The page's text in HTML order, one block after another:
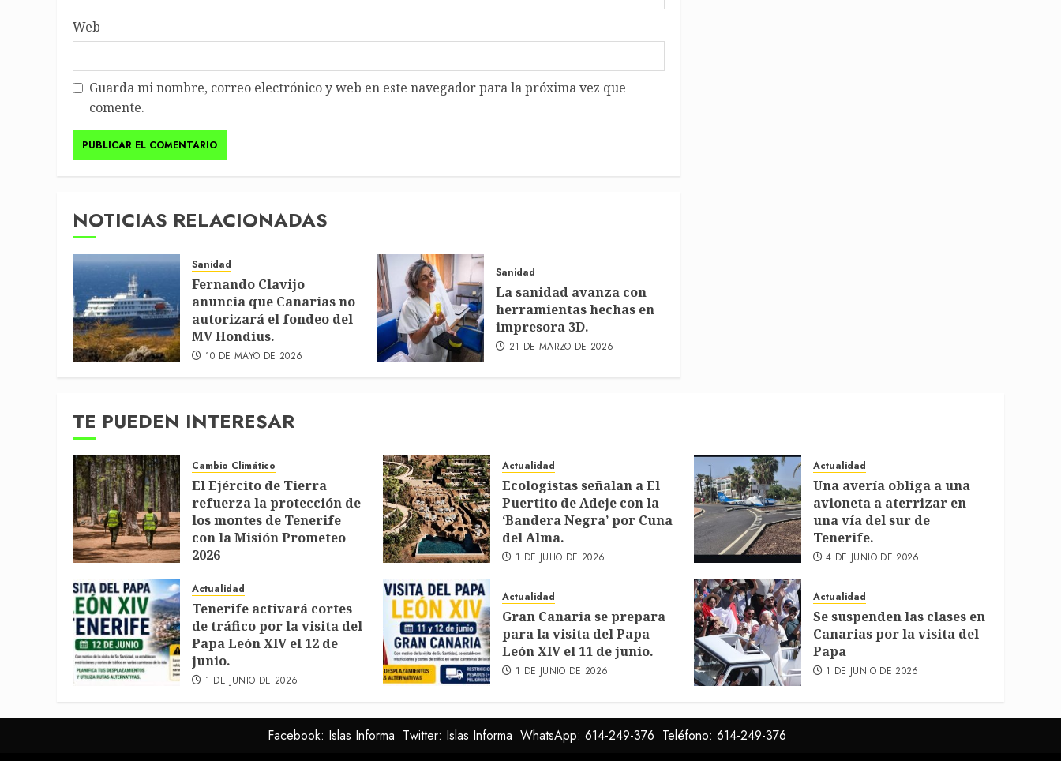
Web
Guarda mi nombre, correo electrónico y web en este navegador para la próxima vez que
comente.
NOTICIAS RELACIONADAS
Sanidad
Fernando Clavijo
anuncia que Canarias no
autorizará el fondeo del
MV Hondius.
10 DE MAYO DE 2026
Sanidad
La sanidad avanza con
herramientas hechas en
impresora 3D.
21 DE MARZO DE 2026
TE PUEDEN INTERESAR
Cambio Climático
El Ejército de Tierra
refuerza la protección de
los montes de Tenerife
con la Misión Prometeo
2026
Actualidad
Ecologistas señalan a El
Puertito de Adeje con la
‘Bandera Negra’ por Cuna
del Alma.
1 DE JULIO DE 2026
Actualidad
Una avería obliga a una
avioneta a aterrizar en
una vía del sur de
Tenerife.
4 DE JUNIO DE 2026
Actualidad
Tenerife activará cortes
de tráfico por la visita del
Papa León XIV el 12 de
junio.
1 DE JUNIO DE 2026
Actualidad
Gran Canaria se prepara
para la visita del Papa
León XIV el 11 de junio.
1 DE JUNIO DE 2026
Actualidad
Se suspenden las clases en
Canarias por la visita del
Papa
1 DE JUNIO DE 2026
Facebook: Islas Informa Twitter: Islas Informa WhatsApp: 614-249-376 Teléfono: 614-249-376